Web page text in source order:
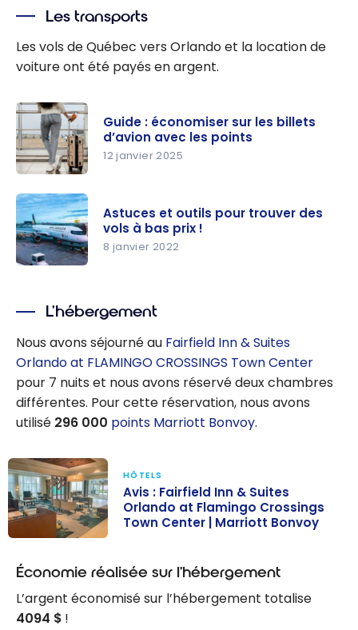
Les transports
Les vols de Québec vers Orlando et la location de
voiture ont été payés en argent.
économise
r sur les
billets
d’avion
points
Guide : économiser sur les billets
d’avion avec les points
12 janvier 2025
trouver
des vols à
bas prix !
Astuces et outils pour trouver des
vols à bas prix !
8 janvier 2022
L’hébergement
Nous avons séjourné au Fairfield Inn & Suites
Orlando at FLAMINGO CROSSINGS Town Center
pour 7 nuits et nous avons réservé deux chambres
différentes. Pour cette réservation, nous avons
utilisé 296 000 points Marriott Bonvoy.
Inn & Suites
Orlando at
Flamingo
HÔTELS
Avis : Fairfield Inn & Suites
Orlando at Flamingo Crossings
Town Center | Marriott Bonvoy
Économie réalisée sur l’hébergement
L’argent économisé sur l’hébergement totalise
4094 $ !